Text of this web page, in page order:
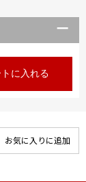
に入れる
お気に入りに追加